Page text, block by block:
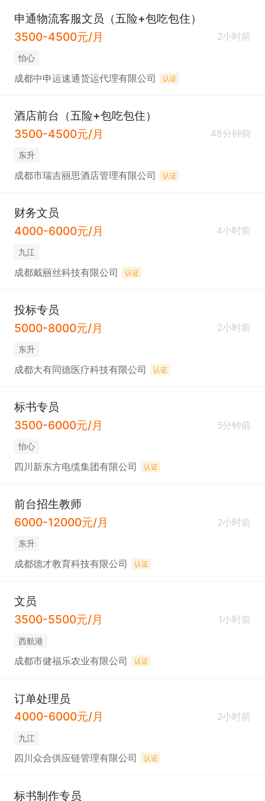
申通物流客服文员（五险+包吃包住）
3500-4500元/月
2小时前
怡心
成都中申运速通货运代理有限公司 认证
酒店前台（五险+包吃包住）
3500-4500元/月
48分钟前
东升
成都市瑞吉丽思酒店管理有限公司 认证
财务文员
4000-6000元/月
4小时前
九江
成都戴丽丝科技有限公司 认证
投标专员
5000-8000元/月
2小时前
东升
成都大有同德医疗科技有限公司 认证
标书专员
3500-6000元/月
5分钟前
怡心
四川新东方电缆集团有限公司 认证
前台招生教师
6000-12000元/月
2小时前
东升
成都德才教育科技有限公司 认证
文员
3500-5500元/月
1小时前
西航港
成都市健福乐农业有限公司 认证
订单处理员
4000-6000元/月
2小时前
九江
四川众合供应链管理有限公司 认证
标书制作专员